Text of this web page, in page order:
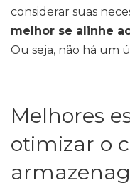
considerar suas
melhor se alinhe
Ou seja, não há um
Melhores
otimizar o